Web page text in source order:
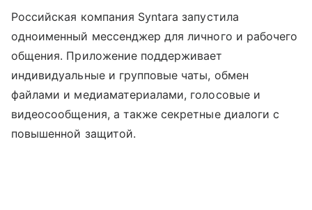
Российская компания Syntara запустила
одноименный мессенджер для личного и рабочего
общения. Приложение поддерживает
индивидуальные и групповые чаты, обмен
файлами и медиаматериалами, голосовые и
видеосообщения, а также секретные диалоги с
повышенной защитой.